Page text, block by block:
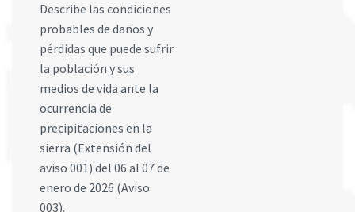
Describe las condiciones
probables de daños y
pérdidas que puede sufrir
la población y sus
medios de vida ante la
ocurrencia de
precipitaciones en la
sierra (Extensión del
aviso 001) del 06 al 07 de
enero de 2026 (Aviso
003).